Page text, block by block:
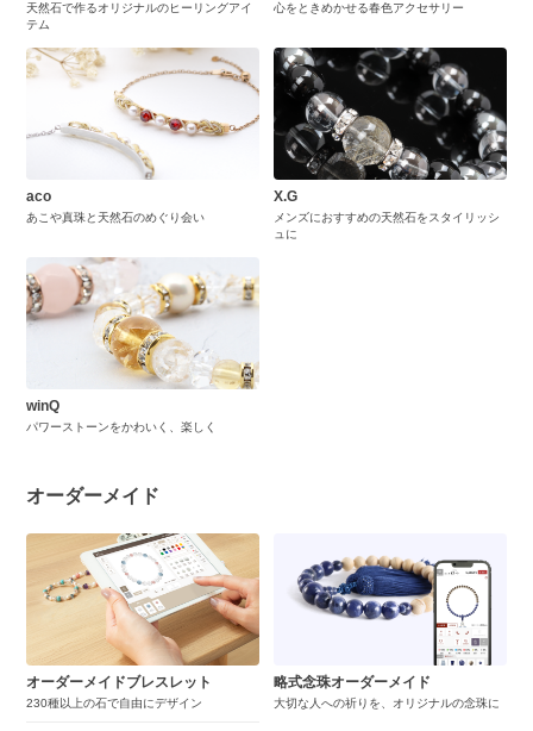
天然石で作るオリジナルのヒーリングアイ
テム
心をときめかせる春色アクセサリー
aco
あこや真珠と天然石のめぐり会い
X.G
メンズにおすすめの天然石をスタイリッシ
ュに
winQ
パワーストーンをかわいく、楽しく
オーダーメイド
オーダーメイドブレスレット
230種以上の石で自由にデザイン
略式念珠オーダーメイド
大切な人への祈りを、オリジナルの念珠に